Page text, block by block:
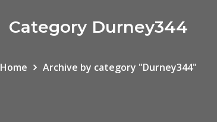
Category Durney344
Home Archive by category "Durney344"